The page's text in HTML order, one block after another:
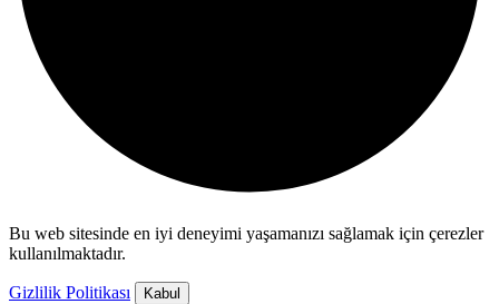
Bu web sitesinde en iyi deneyimi yaşamanızı sağlamak için çerezler
kullanılmaktadır.
Gizlilik Politikası Kabul